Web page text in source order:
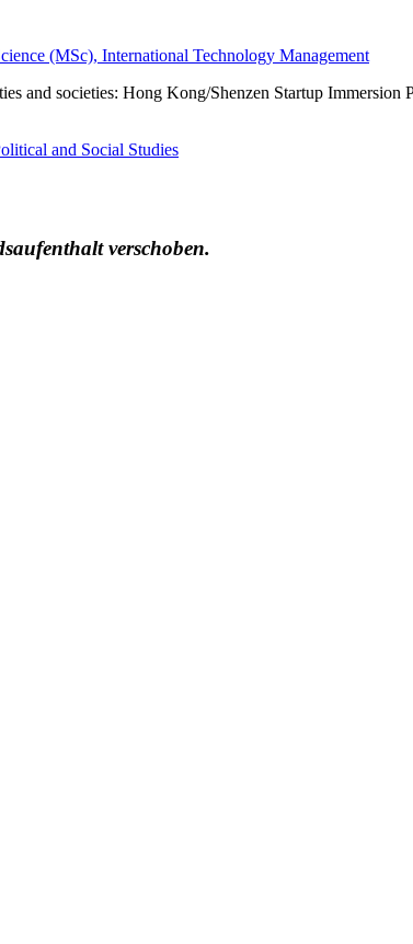
(MSc), International Technology Management
and societies: Hong Kong/Shenzen Startup Immersion
and Social Studies
verschoben.